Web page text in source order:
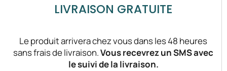
LIVRAISON GRATUITE
Le produit arrivera chez vous dans les 48 heures
sans frais de livraison.Vous recevrez un SMS avec
le suivi de la livraison.